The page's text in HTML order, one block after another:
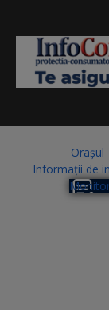
Orașul
Informații de